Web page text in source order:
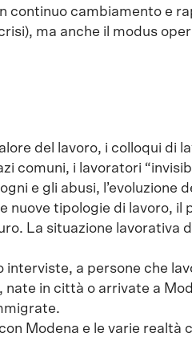
continuo cambiamento e
ma anche il modus
del lavoro, i colloqui di
comuni, i lavoratori
e gli abusi, l’evoluzione
nuove tipologie di lavoro, il
La situazione lavorativa
a persone che
in città o arrivate a
Modena e le varie realtà